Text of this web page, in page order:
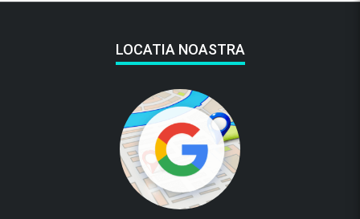
LOCATIA NOASTRA